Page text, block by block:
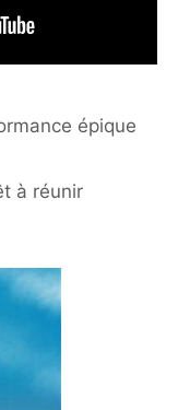
épique
à réunir